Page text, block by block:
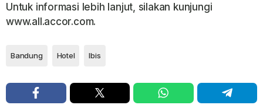
Untuk informasi lebih lanjut, silakan kunjungi
www.all.accor.com.
Bandung Hotel Ibis